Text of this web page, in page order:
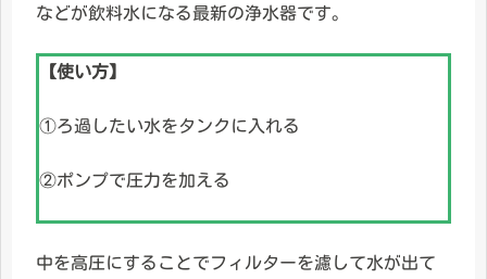
などが飲料水になる最新の浄水器です。
【使い方】
①ろ過したい水をタンクに入れる
②ポンプで圧力を加える
中を高圧にすることでフィルターを濾して水が出て